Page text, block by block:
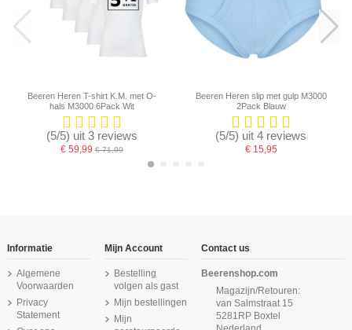
Beeren Heren T-shirt K.M. met O-
hals M3000 6Pack Wit
(5/5) uit 3 reviews
€ 59,99€ 71,99
Beeren Heren slip met gulp M3000
2Pack Blauw
(5/5) uit 4 reviews
€ 15,95
Informatie
Algemene
Voorwaarden
Privacy
Statement
Mijn Account
Bestelling
volgen als gast
Mijn bestellingen
Mijn
Contact us
Beerenshop.com
Magazijn/Retouren:
van Salmstraat 15
5281RP Boxtel